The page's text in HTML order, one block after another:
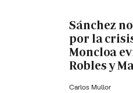
Sánchez
por la
Moncloa
Robles y
Carlos Mullor